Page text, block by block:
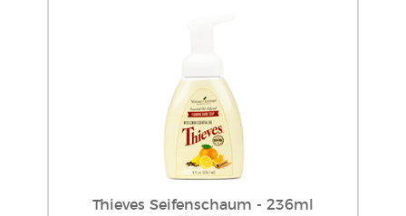
Thieves Seifenschaum - 236ml